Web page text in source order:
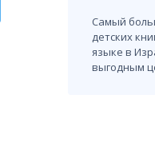
Самый
детских
языке в
выгодным